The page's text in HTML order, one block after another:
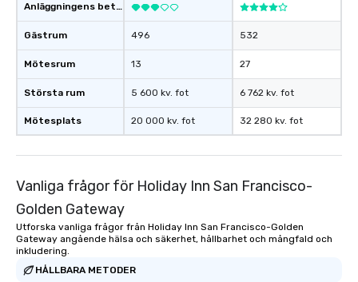
Anläggningens betyg
Gästrum
Mötesrum
Största rum
Mötesplats
496
13
5 600 kv. fot
20 000 kv. fot
532
27
6 762 kv. fot
32 280 kv. fot
Vanliga frågor för Holiday Inn San Francisco-
Golden Gateway
Utforska vanliga frågor från Holiday Inn San Francisco-Golden
Gateway angående hälsa och säkerhet, hållbarhet och mångfald och
inkludering.
HÅLLBARA METODER